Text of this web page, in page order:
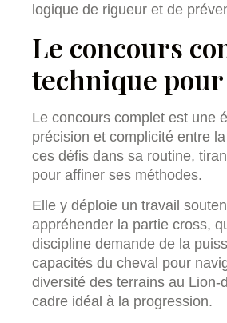
logique de rigueur et de
Le concours
technique
Le concours complet est une
précision et complicité entre
ces défis dans sa routine,
pour affiner ses méthodes.
Elle y déploie un travail
appréhender la partie cross,
discipline demande de la
capacités du cheval pour
diversité des terrains au Lion-
cadre idéal à la progression.